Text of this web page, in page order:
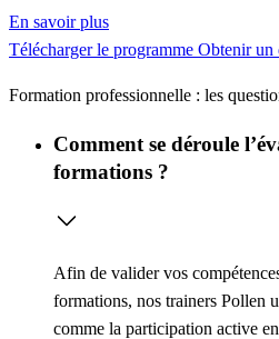
En savoir plus
Télécharger le programme Obtenir un
Formation professionnelle : les
Comment se déroule
formations ?
Afin de valider vos
formations, nos trainers Pollen
comme la participation active